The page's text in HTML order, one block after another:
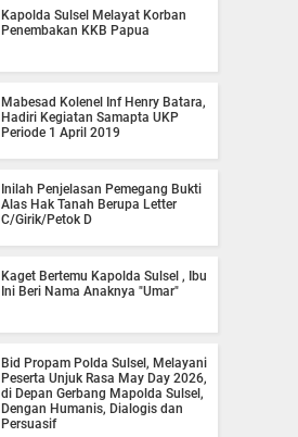
Kapolda Sulsel Melayat Korban
Penembakan KKB Papua
Mabesad Kolenel Inf Henry Batara,
Hadiri Kegiatan Samapta UKP
Periode 1 April 2019
Inilah Penjelasan Pemegang Bukti
Alas Hak Tanah Berupa Letter
C/Girik/Petok D
Kaget Bertemu Kapolda Sulsel , Ibu
Ini Beri Nama Anaknya "Umar"
Bid Propam Polda Sulsel, Melayani
Peserta Unjuk Rasa May Day 2026,
di Depan Gerbang Mapolda Sulsel,
Dengan Humanis, Dialogis dan
Persuasif